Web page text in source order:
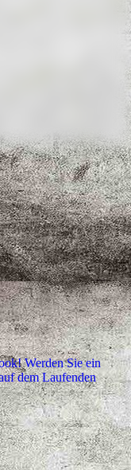
Werden Sie ein
dem Laufenden